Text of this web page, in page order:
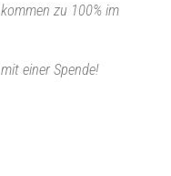
zu 100% im
einer Spende!